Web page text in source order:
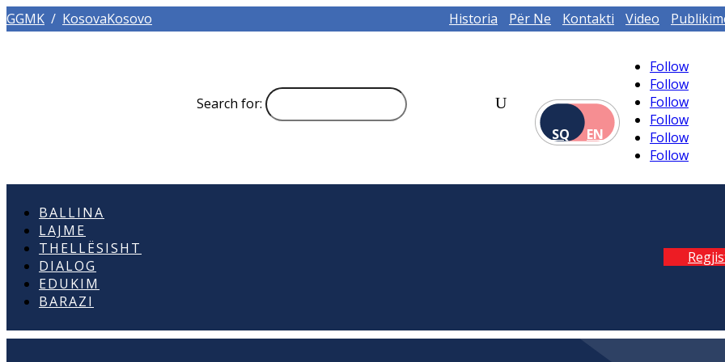
GGMK / KosovaKosovo Historia Për Ne Kontakti Video
Search for:
SQ
EN
Follow
Follow
Follow
Follow
Follow
Follow
BALLINA
LAJME
THELLËSISHT
DIALOG
EDUKIM
BARAZI